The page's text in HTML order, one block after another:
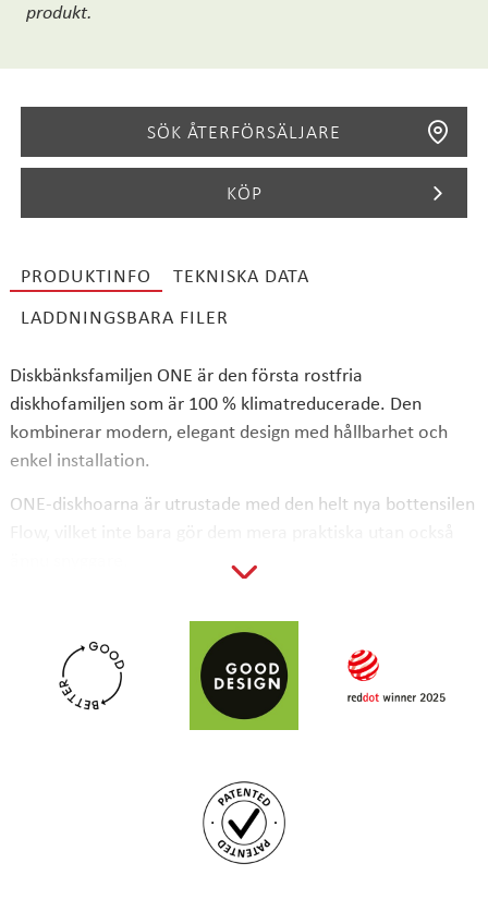
produkt.
SÖK ÅTERFÖRSÄLJARE
SÖK
KÖP
PRODUKTINFO
TEKNISKA DATA
LADDNINGSBARA FILER
Diskbänksfamiljen ONE är den första rostfria
diskhofamiljen som är 100 % klimatreducerade. Den
kombinerar modern, elegant design med hållbarhet och
enkel installation.
ONE-diskhoarna är utrustade med den helt nya bottensilen
uppfylla de krav som våra kunder ställer idag. Formatet på
diskbänkarna är anpassat för att erbjuda bästa
funktionalitet kombinerad med ett snyggt yttre.
Tack vare installationsmetoden StalaHybrid är diskhon
fällas in, planlimmas samt underlimmas. Metoden är
ONE-T34-17 passar i diskbänksskåp med bredden 60 cm